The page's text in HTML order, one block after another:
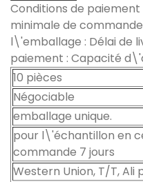
Conditions de
minimale de commande
l\'emballage : Délai de
paiement : Capacité
10 pièces
Négociable
emballage unique.
pour l\'échantillon en
commande 7 jours
Western Union, T/T, Ali